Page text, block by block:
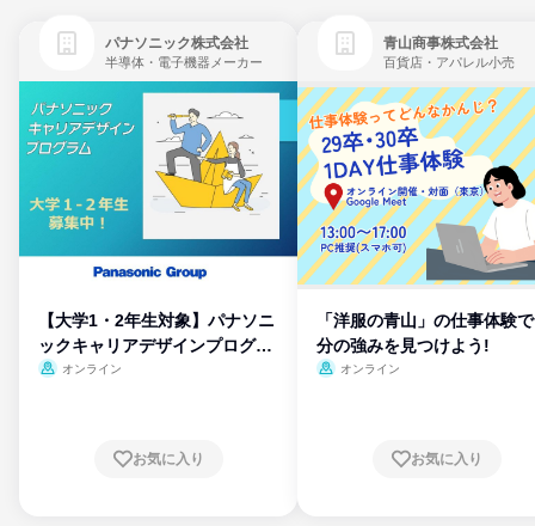
パナソニック株式会社
半導体・電子機器メーカー
【大学1・2年生対象】パナソニ
ックキャリアデザインプログラ
ム
オンライン
お気に入り
青山商事株式会社
百貨店・アパレル小売
「洋服の青山」の仕事体験
分の強みを見つけよう!
オンライン
お気に入り